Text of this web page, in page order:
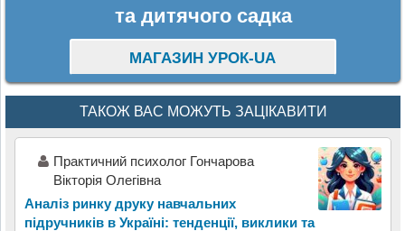
та дитячого садка
МАГАЗИН УРОК-UA
ТАКОЖ ВАС МОЖУТЬ ЗАЦІКАВИТИ
Практичний психолог Гончарова
Вікторія Олегівна
Аналіз ринку друку навчальних
підручників в Україні: тенденції, виклики та